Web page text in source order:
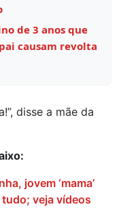
de 3 anos que
causam revolta
disse a mãe da
jovem ‘mama’
veja vídeos